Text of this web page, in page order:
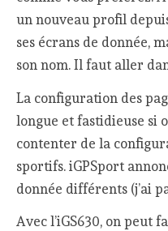
un nouveau profil
ses écrans de donnée,
son nom. Il faut aller
La configuration des
longue et fastidieuse si
contenter de la
sportifs. iGPSport
donnée différents (j’ai
Avec l’iGS630, on peut